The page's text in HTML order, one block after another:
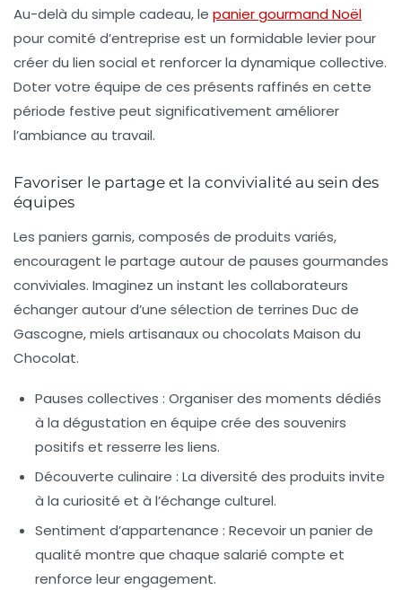
Au-delà du simple cadeau, le panier gourmand Noël
pour comité d’entreprise est un formidable levier pour
créer du lien social et renforcer la dynamique collective.
Doter votre équipe de ces présents raffinés en cette
période festive peut significativement améliorer
l’ambiance au travail.
Favoriser le partage et la convivialité au sein des
équipes
Les paniers garnis, composés de produits variés,
encouragent le partage autour de pauses gourmandes
conviviales. Imaginez un instant les collaborateurs
échanger autour d’une sélection de terrines Duc de
Gascogne, miels artisanaux ou chocolats Maison du
Chocolat.
Pauses collectives : Organiser des moments dédiés
à la dégustation en équipe crée des souvenirs
positifs et resserre les liens.
Découverte culinaire : La diversité des produits invite
à la curiosité et à l’échange culturel.
Sentiment d’appartenance : Recevoir un panier de
qualité montre que chaque salarié compte et
renforce leur engagement.